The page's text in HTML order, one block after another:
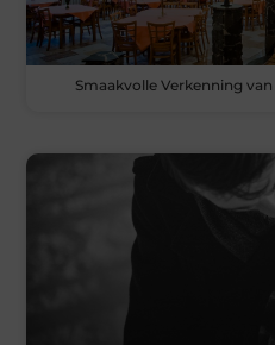
Smaakvolle Verkenning